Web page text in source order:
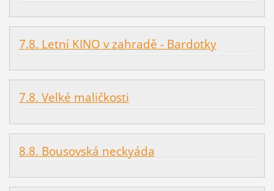
7.8. Letní KINO v zahradě - Bardotky
7.8. Velké maličkosti
8.8. Bousovská neckyáda